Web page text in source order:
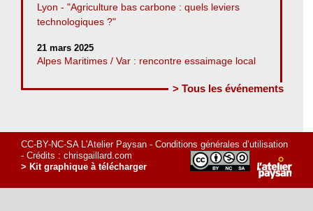
Lyon - "Agriculture bas carbone : quels leviers
technologiques ?"
21 mars 2025
Alpes Maritimes / Var : rencontre essaimage local
> Tous les événements
CC-BY-NC-SA L'Atelier Paysan - Conditions générales d’utilisation
- Crédits : chrisgaillard.com
> Kit graphique à télécharger